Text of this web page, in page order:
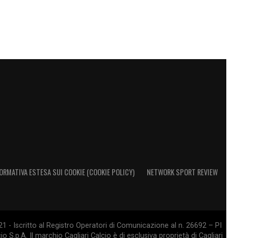
ESTESA SUI COOKIE (COOKIE POLICY) NETWORK SPORT REVIEW
- Iscritto al Registro Operatori di Comunicazione al n. 26692 – PI
Il marchio Cagliari Calcio è di esclusiva proprietà di Cagliari